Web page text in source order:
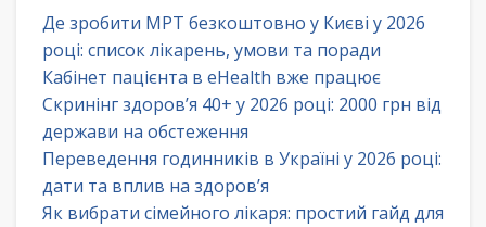
Де зробити МРТ безкоштовно у Києві у 2026
році: список лікарень, умови та поради
Кабінет пацієнта в eHealth вже працює
Скринінг здоров’я 40+ у 2026 році: 2000 грн від
держави на обстеження
Переведення годинників в Україні у 2026 році:
дати та вплив на здоров’я
Як вибрати сімейного лікаря: простий гайд для